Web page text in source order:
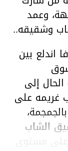
وعمد
وشقيقه..
اندلع بين
إلى
غريمه على
الشاب
مستوى